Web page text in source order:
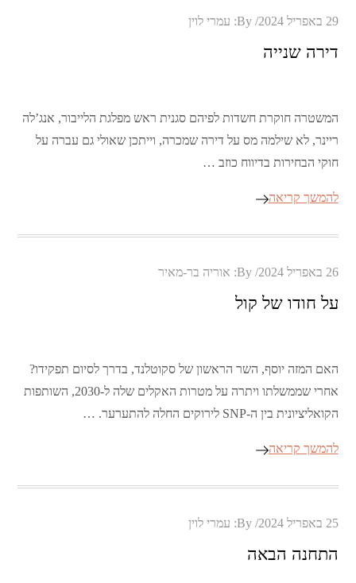
Posted
29 באפריל 2024 By: עמרי לוין
דירה שנייה
המשטרה חוקרת חשדות לפיהם סגנית ראש מפלגת הלייבור, אנג’לה
ריינר, לא שילמה מס על דירה שמכרה, וייתכן שאולי גם עברה על
חוקי הבחירות בדיווח כוזב …
להמשך קריאה
Posted
26 באפריל 2024 By: אוריה בר-מאיר
על חודו של קול
האם המזה יוסף, השר הראשון של סקוטלנד, בדרך לסיום תפקידו?
אחרי שממשלתו ויתרה על מטרות האקלים שלה ל-2030, השותפות
הקואליציונית בין ה-SNP לירוקים החלה להתערער. …
להמשך קריאה
Posted
25 באפריל 2024 By: עמרי לוין
התחנה הבאה